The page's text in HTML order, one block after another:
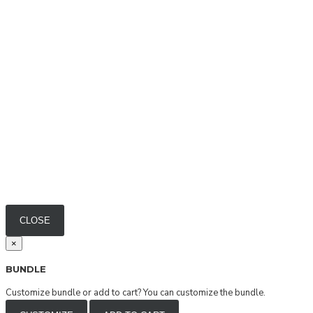
Lanude
Luna Mae
CLOSE
×
BUNDLE
Customize bundle or add to cart?You can customize the bundle.